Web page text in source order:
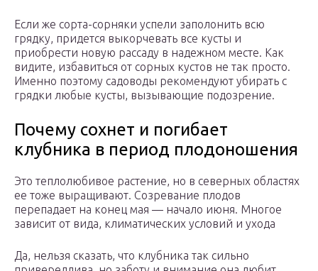
Если же сорта-сорняки успели заполонить всю
грядку, придется выкорчевать все кусты и
приобрести новую рассаду в надежном месте. Как
видите, избавиться от сорных кустов не так просто.
Именно поэтому садоводы рекомендуют убирать с
грядки любые кусты, вызывающие подозрение.
Почему сохнет и погибает
клубника в период плодоношения
Это теплолюбивое растение, но в северных областях
ее тоже выращивают. Созревание плодов
перепадает на конец мая — начало июня. Многое
зависит от вида, климатических условий и ухода
Да, нельзя сказать, что клубника так сильно